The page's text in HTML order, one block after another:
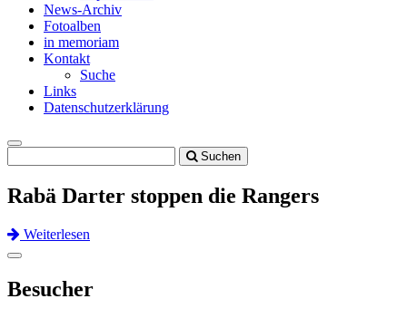
News-Archiv
Fotoalben
in memoriam
Kontakt
Suche
Links
Datenschutzerklärung
Toggle
navigation
Suchen
Rabä Darter stoppen die Rangers
Weiterlesen
Previous
Next
Toggle
Besucher